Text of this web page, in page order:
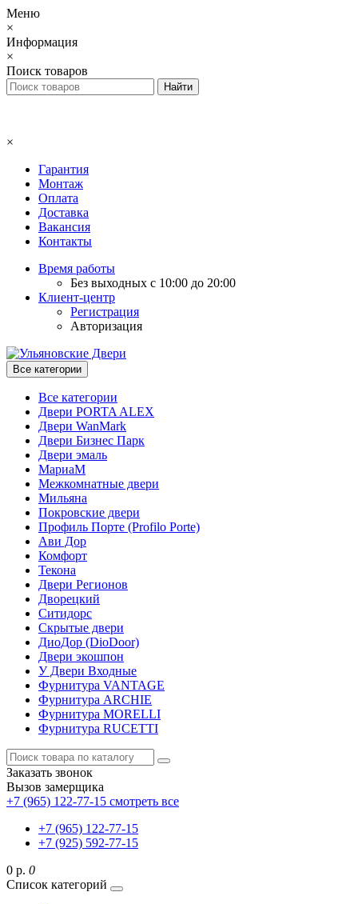
Меню
×
Информация
×
Поиск товаров
×
Гарантия
Монтаж
Оплата
Доставка
Вакансия
Контакты
Время работы
Без выходных с 10:00 до 20:00
Клиент-центр
Регистрация
Авторизация
Все категории
Все категории
Двери PORTA ALEX
Двери WanMark
Двери Бизнес Парк
Двери эмаль
МариаМ
Межкомнатные двери
Мильяна
Покровские двери
Профиль Порте (Profilo Porte)
Ави Дор
Комфорт
Текона
Двери Регионов
Дворецкий
Ситидорс
Скрытые двери
ДиоДор (DioDoor)
Двери экошпон
У Двери Входные
Фурнитура VANTAGE
Фурнитура ARCHIE
Фурнитура MORELLI
Фурнитура RUCETTI
Заказать звонок
Вызов замерщика
+7 (965) 122-77-15 смотреть все
+7 (965) 122-77-15
+7 (925) 592-77-15
0 р. 0
Список категорий